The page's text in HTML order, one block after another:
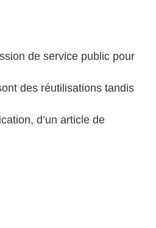
de service public pour
des réutilisations tandis
d’un article de